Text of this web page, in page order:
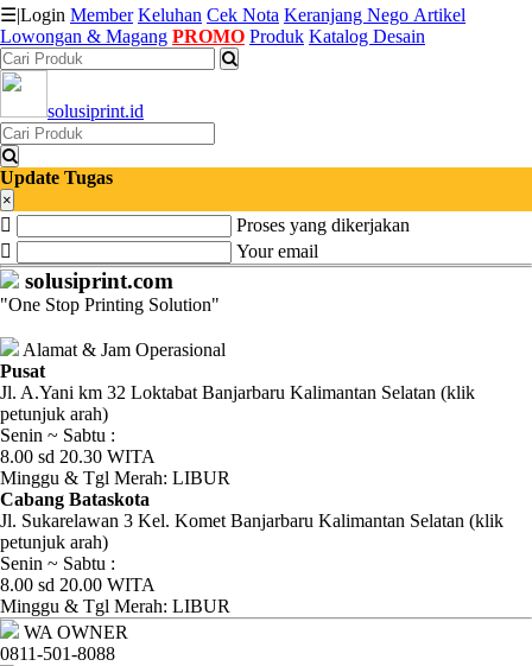
Katalog
Produk
Petugas
Riwayat
Transaksi
Tagihan
Berjalan
Pembayaran
Pendapatan
Fee
Ganti
Password
Logout
☰|Login Member Keluhan Cek Nota Keranjang Nego Artikel
Lowongan & Magang PROMO Produk Katalog Desain
solusiprint.id
Update Tugas
×
Proses yang dikerjakan
Your email
solusiprint.com
"One Stop Printing Solution"
Alamat & Jam Operasional
Pusat
Jl. A.Yani km 32 Loktabat Banjarbaru Kalimantan Selatan (klik
petunjuk arah)
Senin ~ Sabtu :
8.00 sd 20.30 WITA
Minggu & Tgl Merah: LIBUR
Cabang Bataskota
Jl. Sukarelawan 3 Kel. Komet Banjarbaru Kalimantan Selatan (klik
petunjuk arah)
Senin ~ Sabtu :
8.00 sd 20.00 WITA
Minggu & Tgl Merah: LIBUR
WA OWNER
0811-501-8088